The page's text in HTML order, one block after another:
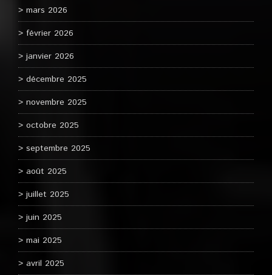
mars 2026
février 2026
janvier 2026
décembre 2025
novembre 2025
octobre 2025
septembre 2025
août 2025
juillet 2025
juin 2025
mai 2025
avril 2025